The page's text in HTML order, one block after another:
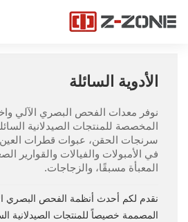
الأدوية السائلة
نوفر معدات الفحص البصري الآلي
المخصصة للمنتجات الصيدلانية
سرنجات الحقن، عبوات قطرات العين،
في الأمبولات والفيالات والقوارير
المعبأة مسبقًا، والزجاجات.
نقدم لكم أحدث أنظمة الفحص البصري
المصممة خصيصاً للمنتجات الصيدلانية